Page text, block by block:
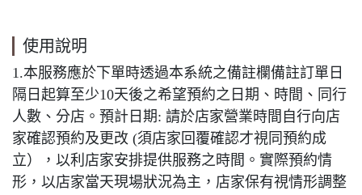
使用說明
1.本服務應於下單時透過本系統之備註欄備註訂單日
隔日起算至少10天後之希望預約之日期、時間、同行
人數、分店。預計日期: 請於店家營業時間自行向店
家確認預約及更改 (須店家回覆確認才視同預約成
立），以利店家安排提供服務之時間。實際預約情
形，以店家當天現場狀況為主，店家保有視情形調整